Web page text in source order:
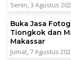
Senin, 3 Agustus
Buka Jasa
Tiongkok dan
Makassar
Jumat, 7 Agustus